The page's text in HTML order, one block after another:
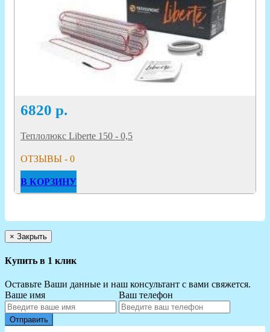
6820 р.
Теплолюкс Liberte 150 - 0,5
ОТЗЫВЫ - 0
В КОРЗИНУ
× Закрыть
Купить в 1 клик
Оставьте Ваши данные и наш консультант с вами свяжется.
Ваше имя
Ваш телефон
Отправить